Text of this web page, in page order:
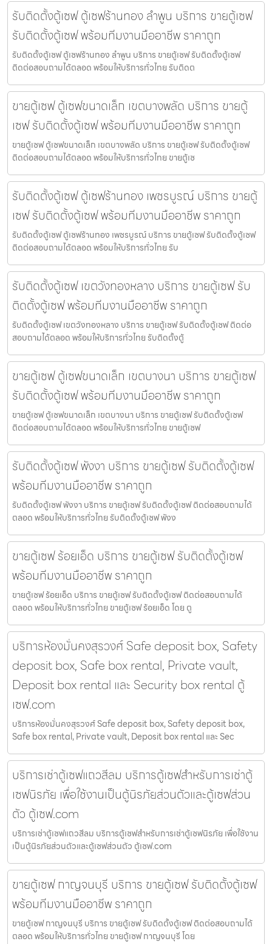
รับติดตั้งตู้เซฟ ตู้เซฟร้านทอง ลำพูน บริการ ขายตู้เซฟ
รับติดตั้งตู้เซฟ พร้อมทีมงานมืออาชีพ ราคาถูก
รับติดตั้งตู้เซฟ ตู้เซฟร้านทอง ลำพูน บริการ ขายตู้เซฟ รับติดตั้งตู้เซฟ
ติดต่อสอบถามได้ตลอด พร้อมให้บริการทั่วไทย รับติดต
ขายตู้เซฟ ตู้เซฟขนาดเล็ก เขตบางพลัด บริการ ขายตู้
เซฟ รับติดตั้งตู้เซฟ พร้อมทีมงานมืออาชีพ ราคาถูก
ขายตู้เซฟ ตู้เซฟขนาดเล็ก เขตบางพลัด บริการ ขายตู้เซฟ รับติดตั้งตู้เซฟ
ติดต่อสอบถามได้ตลอด พร้อมให้บริการทั่วไทย ขายตู้เซ
รับติดตั้งตู้เซฟ ตู้เซฟร้านทอง เพชรบูรณ์ บริการ ขายตู้
เซฟ รับติดตั้งตู้เซฟ พร้อมทีมงานมืออาชีพ ราคาถูก
รับติดตั้งตู้เซฟ ตู้เซฟร้านทอง เพชรบูรณ์ บริการ ขายตู้เซฟ รับติดตั้งตู้เซฟ
ติดต่อสอบถามได้ตลอด พร้อมให้บริการทั่วไทย รับ
รับติดตั้งตู้เซฟ เขตวังทองหลาง บริการ ขายตู้เซฟ รับ
ติดตั้งตู้เซฟ พร้อมทีมงานมืออาชีพ ราคาถูก
รับติดตั้งตู้เซฟ เขตวังทองหลาง บริการ ขายตู้เซฟ รับติดตั้งตู้เซฟ ติดต่อ
สอบถามได้ตลอด พร้อมให้บริการทั่วไทย รับติดตั้งตู้
ขายตู้เซฟ ตู้เซฟขนาดเล็ก เขตบางนา บริการ ขายตู้เซฟ
รับติดตั้งตู้เซฟ พร้อมทีมงานมืออาชีพ ราคาถูก
ขายตู้เซฟ ตู้เซฟขนาดเล็ก เขตบางนา บริการ ขายตู้เซฟ รับติดตั้งตู้เซฟ
ติดต่อสอบถามได้ตลอด พร้อมให้บริการทั่วไทย ขายตู้เซฟ
รับติดตั้งตู้เซฟ พังงา บริการ ขายตู้เซฟ รับติดตั้งตู้เซฟ
พร้อมทีมงานมืออาชีพ ราคาถูก
รับติดตั้งตู้เซฟ พังงา บริการ ขายตู้เซฟ รับติดตั้งตู้เซฟ ติดต่อสอบถามได้
ตลอด พร้อมให้บริการทั่วไทย รับติดตั้งตู้เซฟ พังง
ขายตู้เซฟ ร้อยเอ็ด บริการ ขายตู้เซฟ รับติดตั้งตู้เซฟ
พร้อมทีมงานมืออาชีพ ราคาถูก
ขายตู้เซฟ ร้อยเอ็ด บริการ ขายตู้เซฟ รับติดตั้งตู้เซฟ ติดต่อสอบถามได้
ตลอด พร้อมให้บริการทั่วไทย ขายตู้เซฟ ร้อยเอ็ด โดย ตู
บริการห้องมั่นคงสุรวงศ์ Safe deposit box, Safety
deposit box, Safe box rental, Private vault,
Deposit box rental และ Security box rental ตู้
เซฟ.com
บริการห้องมั่นคงสุรวงศ์ Safe deposit box, Safety deposit box,
Safe box rental, Private vault, Deposit box rental และ Sec
บริการเช่าตู้เซฟแถวสีลม บริการตู้เซฟสำหรับการเช่าตู้
เซฟนิรภัย เพื่อใช้งานเป็นตู้นิรภัยส่วนตัวและตู้เซฟส่วน
ตัว ตู้เซฟ.com
บริการเช่าตู้เซฟแถวสีลม บริการตู้เซฟสำหรับการเช่าตู้เซฟนิรภัย เพื่อใช้งาน
เป็นตู้นิรภัยส่วนตัวและตู้เซฟส่วนตัว ตู้เซฟ.com
ขายตู้เซฟ กาญจนบุรี บริการ ขายตู้เซฟ รับติดตั้งตู้เซฟ
พร้อมทีมงานมืออาชีพ ราคาถูก
ขายตู้เซฟ กาญจนบุรี บริการ ขายตู้เซฟ รับติดตั้งตู้เซฟ ติดต่อสอบถามได้
ตลอด พร้อมให้บริการทั่วไทย ขายตู้เซฟ กาญจนบุรี โดย